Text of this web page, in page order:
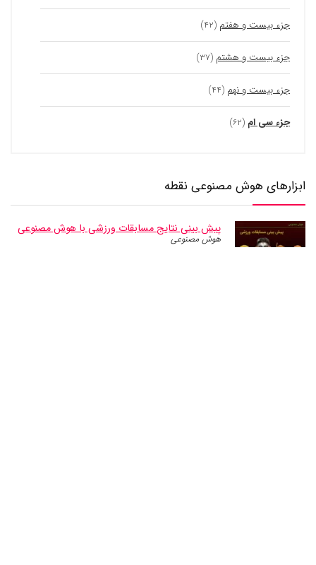
جزء بیست و هفتم (۴۲)
جزء بیست و هشتم (۳۷)
جزء بیست و نهم (۴۴)
جزء سی ام (۶۲)
ابزارهای هوش مصنوعی نقطه
پیش بینی نتایج مسابقات ورزشی با هوش مصنوعی
هوش مصنوعی